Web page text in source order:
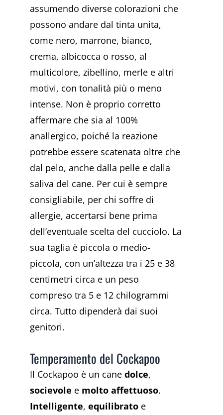
assumendo diverse colorazioni che
possono andare dal tinta unita,
come nero, marrone, bianco,
crema, albicocca o rosso, al
multicolore, zibellino, merle e altri
motivi, con tonalità più o meno
intense. Non è proprio corretto
affermare che sia al 100%
anallergico, poiché la reazione
potrebbe essere scatenata oltre che
dal pelo, anche dalla pelle e dalla
saliva del cane. Per cui è sempre
consigliabile, per chi soffre di
allergie, accertarsi bene prima
dell’eventuale scelta del cucciolo. La
sua taglia è piccola o medio-
piccola, con un’altezza tra i 25 e 38
centimetri circa e un peso
compreso tra 5 e 12 chilogrammi
circa. Tutto dipenderà dai suoi
genitori.
Temperamento del Cockapoo
Il Cockapoo è un cane dolce,
socievole e molto affettuoso.
Intelligente, equilibrato e